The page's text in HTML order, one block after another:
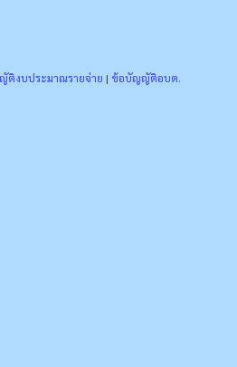
ติงบประมาณรายจ่าย | ข้อบัญญัติอบต.